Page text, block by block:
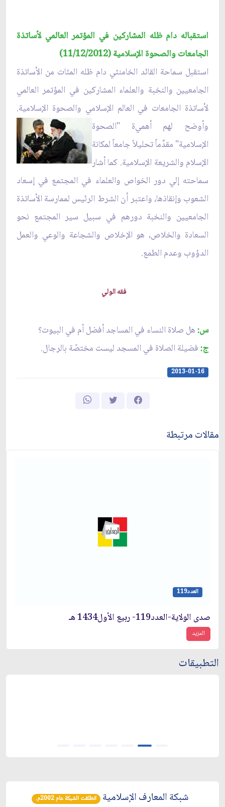
استقباله دام ظله المشاركين في المؤتمر العالمي لأساتذة
الجامعات والصحوة الإسلامية (11/12/2012)
استقبل سماحة القائد الخامنئي دام ظله المئات من الأساتذة
الجامعيين والنخبة والعلماء المشاركين في المؤتمر العالمي
لأساتذة الجامعات في العالم الإسلامي والصحوة الإسلامية.
وأوضح لهم أهمية "الصحوة
الإسلامية" مقدِّماً تحليلاً جامعاً لمكانة
الإسلام والشريعة الإسلامية. كما أشار
سماحته إلي دور الخواص والعلماء في المجتمع في إسعاد
الشعوب وإنقاذها، واعتبر أن الشرط الرئيس لممارسة الأساتذة
الجامعيين والنخبة دورهم في سبيل سير المجتمع نحو
السعادة والخلاص، هو الإخلاص والشجاعة والوعي والعمل
الدؤوب وعدم الطمع.
فقه الولي
س:هل صلاة النساء في المساجد أفضل أم في البيوت؟
ج:فضيلة الصلاة في المسجد ليست مختصّة بالرجال.
2013-01-16
مقالات مرتبطة
العدد119
صدى الولاية-العدد119- ربيع الأول1434 هـ
المزيد
التطبيقات
شبكة المعارف الإسلامية انطلقت الشبكة عام 2002م.